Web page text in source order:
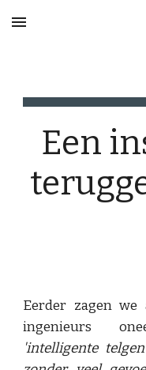
Skip to main content
Een
Eerder zagen we
ingenieurs
'intelligente